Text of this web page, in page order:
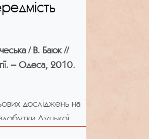
України,
ДП НДЦ
/ В. Баюк //
– Одеса, 2010.
досліджень на
Луцької,